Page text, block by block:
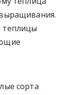
теплицы
сорта